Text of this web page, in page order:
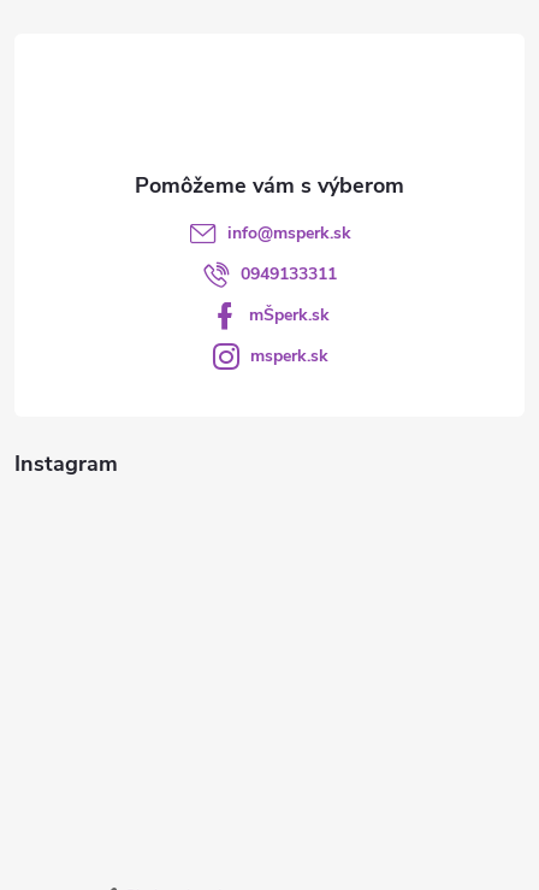
Instagram
info@msperk.sk
0949133311
mŠperk.sk
msperk.sk